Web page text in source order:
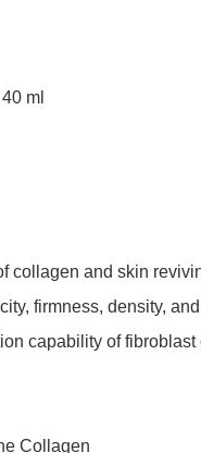
ml
collagen and skin
firmness, density,
capability of fibroblast
Collagen